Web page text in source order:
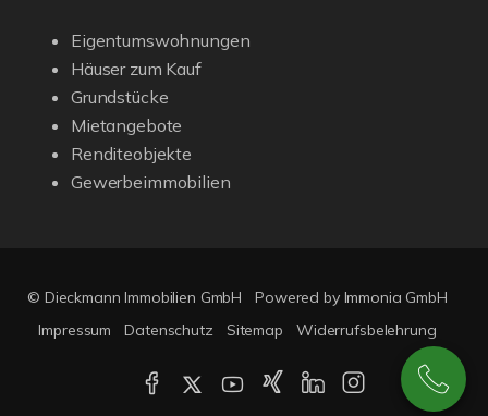
Eigentumswohnungen
Häuser zum Kauf
Grundstücke
Mietangebote
Renditeobjekte
Gewerbeimmobilien
© Dieckmann Immobilien GmbH
Powered by Immonia GmbH
Impressum
Datenschutz Sitemap Widerrufsbelehrung